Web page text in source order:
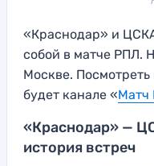
«Краснодар» и
собой в матче РПЛ.
Москве.
будет канале «Матч
«Краснодар» —
история встреч